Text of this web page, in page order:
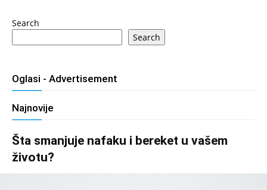
Search
Search
Oglasi - Advertisement
Najnovije
Šta smanjuje nafaku i bereket u vašem
životu?